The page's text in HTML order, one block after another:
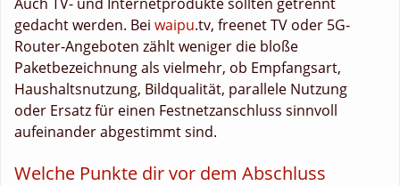
gedacht werden. Bei waipu.tv, freenet TV oder 5G-
Router-Angeboten zählt weniger die bloße
Paketbezeichnung als vielmehr, ob Empfangsart,
Haushaltsnutzung, Bildqualität, parallele Nutzung
oder Ersatz für einen Festnetzanschluss sinnvoll
aufeinander abgestimmt sind.
Welche Punkte dir vor dem Abschluss